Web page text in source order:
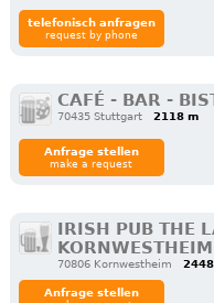
telefonisch anfragen
request by phone
CAFÉ - BAR -
70435 Stuttgart 2118 m
Anfrage stellen
make a request
IRISH PUB THE
70806 Kornwestheim
Anfrage stellen